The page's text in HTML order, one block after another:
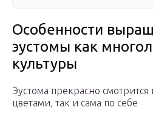
Особенности
эустомы как
культуры
Эустома прекрасно
цветами, так и сама по себе